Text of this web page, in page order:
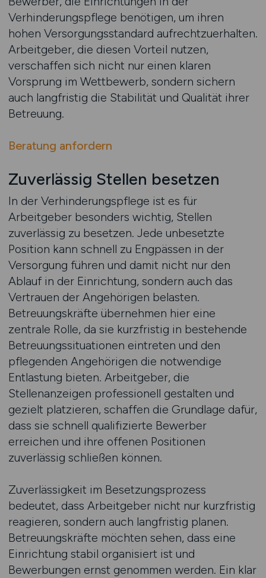
Verhinderungspflege benötigen, um ihren
hohen Versorgungsstandard aufrechtzuerhalten.
Arbeitgeber, die diesen Vorteil nutzen,
verschaffen sich nicht nur einen klaren
Vorsprung im Wettbewerb, sondern sichern
auch langfristig die Stabilität und Qualität ihrer
Betreuung.
Beratung anfordern
Zuverlässig Stellen besetzen
In der Verhinderungspflege ist es für
Arbeitgeber besonders wichtig, Stellen
zuverlässig zu besetzen. Jede unbesetzte
Position kann schnell zu Engpässen in der
Versorgung führen und damit nicht nur den
Ablauf in der Einrichtung, sondern auch das
Vertrauen der Angehörigen belasten.
Betreuungskräfte übernehmen hier eine
zentrale Rolle, da sie kurzfristig in bestehende
Betreuungssituationen eintreten und den
pflegenden Angehörigen die notwendige
Entlastung bieten. Arbeitgeber, die
Stellenanzeigen professionell gestalten und
gezielt platzieren, schaffen die Grundlage dafür,
dass sie schnell qualifizierte Bewerber
erreichen und ihre offenen Positionen
zuverlässig schließen können.
Zuverlässigkeit im Besetzungsprozess
bedeutet, dass Arbeitgeber nicht nur kurzfristig
reagieren, sondern auch langfristig planen.
Betreuungskräfte möchten sehen, dass eine
Einrichtung stabil organisiert ist und
Bewerbungen ernst genommen werden. Ein klar